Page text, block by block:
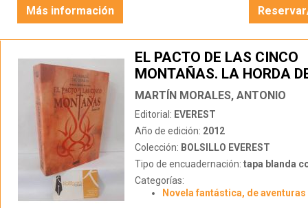
Más información
EL PACTO DE LAS CINCO
MONTAÑAS. LA HORDA
DIABLO LIBRO III
MARTÍN MORALES, ANTONIO
Editorial: EVEREST
Año de edición: 2012
Colección: BOLSILLO EVEREST
Tipo de encuadernación: tapa blanda
Categorías:
Novela fantástica, de aventuras